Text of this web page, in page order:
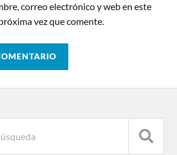
correo electrónico y web en este
vez que comente.